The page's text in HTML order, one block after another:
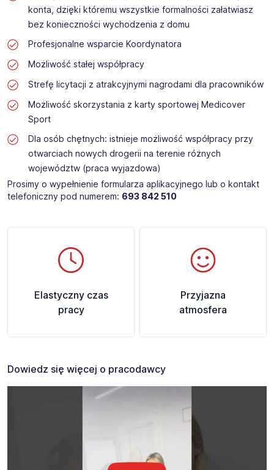
konta, dzięki któremu wszystkie formalności załatwiasz
bez konieczności wychodzenia z domu
Profesjonalne wsparcie Koordynatora
Możliwość stałej współpracy
Strefę licytacji z atrakcyjnymi nagrodami dla pracowników
Możliwość skorzystania z karty sportowej Medicover
Sport
Dla osób chętnych: istnieje możliwość współpracy przy
otwarciach nowych drogerii na terenie różnych
województw (praca wyjazdowa)
Prosimy o wypełnienie formularza aplikacyjnego lub o kontakt
telefoniczny pod numerem: 693 842 510​
Elastyczny czas
pracy
Przyjazna
atmosfera
Dowiedz się więcej o pracodawcy